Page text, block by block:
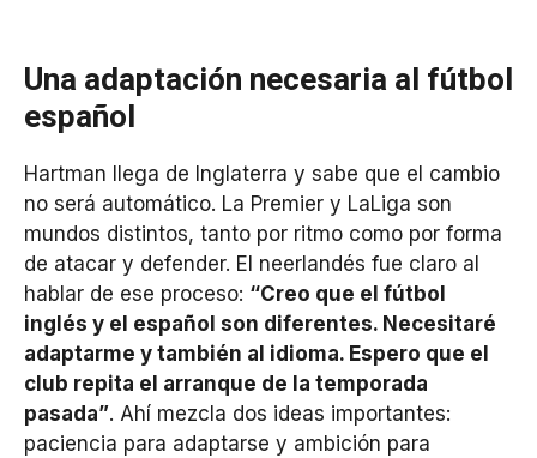
Una adaptación necesaria al fútbol
español
Hartman llega de Inglaterra y sabe que el cambio
no será automático. La Premier y LaLiga son
mundos distintos, tanto por ritmo como por forma
de atacar y defender. El neerlandés fue claro al
hablar de ese proceso: “Creo que el fútbol
inglés y el español son diferentes. Necesitaré
adaptarme y también al idioma. Espero que el
club repita el arranque de la temporada
pasada”. Ahí mezcla dos ideas importantes:
paciencia para adaptarse y ambición para